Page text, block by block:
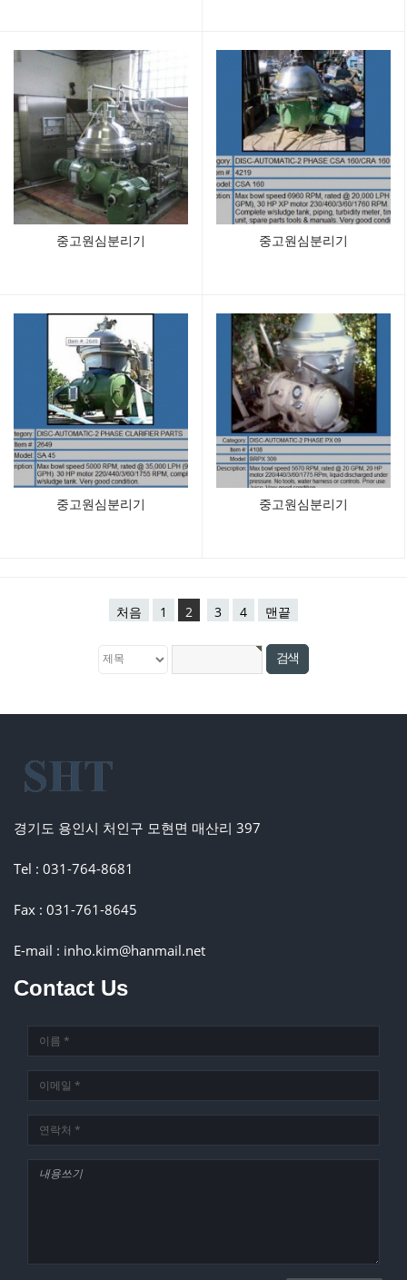
중고원심분리기 중고원심분리기
중고원심분리기 중고원심분리기
처음 1 2 3 4 맨끝
경기도 용인시 처인구 모현면 매산리 397
Tel : 031-764-8681
Fax : 031-761-8645
E-mail : inho.kim@hanmail.net
Contact Us